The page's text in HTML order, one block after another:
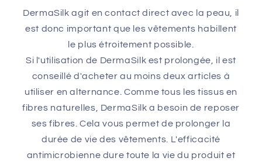
DermaSilk agit en contact direct avec la peau, il
est donc important que les vêtements habillent
le plus étroitement possible.
Si l'utilisation de DermaSilk est prolongée, il est
conseillé d'acheter au moins deux articles à
utiliser en alternance. Comme tous les tissus en
fibres naturelles, DermaSilk a besoin de reposer
ses fibres. Cela vous permet de prolonger la
durée de vie des vêtements. L'efficacité
antimicrobienne dure toute la vie du produit et